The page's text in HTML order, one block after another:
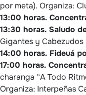
por meta). Organiza:
13:00 horas.
13:30 horas. Saludo
Gigantes y Cabezudos
14:00 horas. Fideuá
17:00 horas.
charanga “A Todo
Organiza: Interpeñas